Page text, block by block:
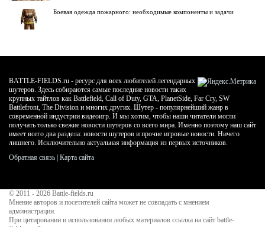
Боевая одежда пожарного: необходимые компоненты и задачи
BATTLE-FIELDS.ru - ресурс для всех любителей легендарных
шутеров. Здесь собираются самые последние новости таких
крупных тайтлов как Battlefield, Call of Duty, GTA, PlanetSide, Far Cry, SW
Battlefront, The Division и многих других. Шутер - популярнейший жанр в
современной индустрии видеоигр. И мы хотим, чтобы наши читатели могли
получать только свежие новости шутеров со всего мира. Именно поэтому наш сайт
имеет всего два раздела: новости шутеров и прочие игровые новости. Ничего
лишнего. Исключительно актуальная информация из первых источников.
Обратная связь Карта сайта
© 2011 - 2026 Battle-fields.ru
Мнение авторов и посетителей сайта может не совпадать с мнением
администрации.
При цитировании и использовании любых материалов ссылка на сайт battle-